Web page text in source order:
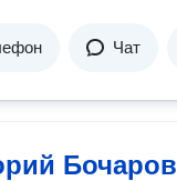
Чат
Бочаров